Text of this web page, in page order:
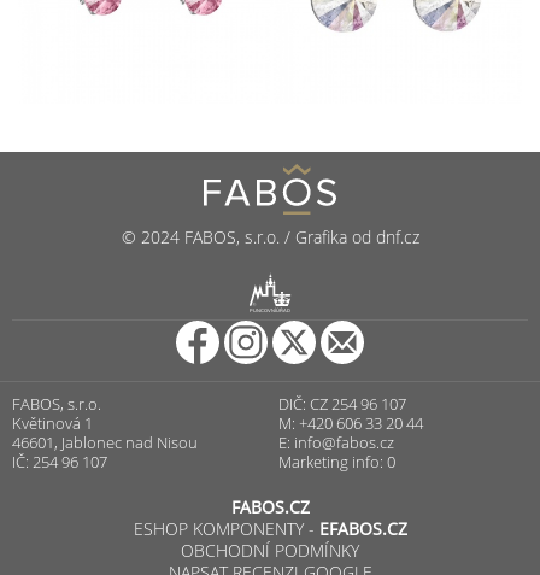
© 2024 FABOS, s.r.o. / Grafika od dnf.cz
PUNCOVNÍ ÚŘAD
FABOS, s.r.o.
Květinová 1
46601, Jablonec nad Nisou
IČ: 254 96 107
DIČ: CZ 254 96 107
M: +420 606 33 20 44
E: info@fabos.cz
Marketing info: 0
FABOS.CZ
ESHOP KOMPONENTY - EFABOS.CZ
OBCHODNÍ PODMÍNKY